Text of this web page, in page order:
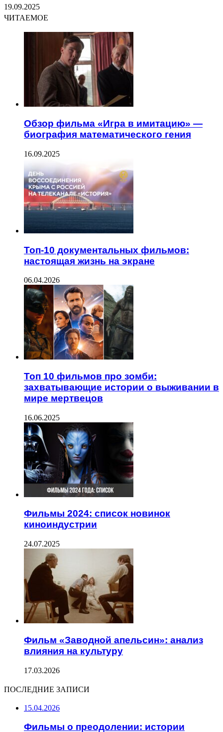
19.09.2025
ЧИТАЕМОЕ
Обзор фильма «Игра в имитацию» —
биография математического гения
16.09.2025
Топ-10 документальных фильмов:
настоящая жизнь на экране
06.04.2026
Топ 10 фильмов про зомби:
захватывающие истории о выживании в
мире мертвецов
16.06.2025
Фильмы 2024: список новинок
киноиндустрии
24.07.2025
Фильм «Заводной апельсин»: анализ
влияния на культуру
17.03.2026
ПОСЛЕДНИЕ ЗАПИСИ
15.04.2026
Фильмы о преодолении: истории